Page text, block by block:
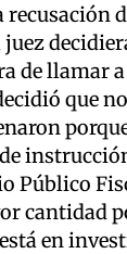
juez
de llamar
que
Público
cantidad
en